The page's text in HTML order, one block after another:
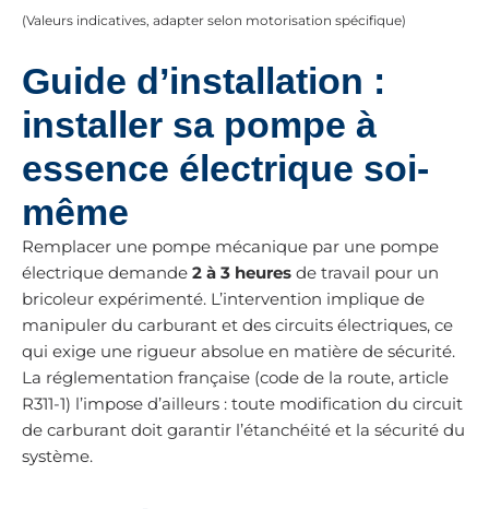
(Valeurs indicatives, adapter selon motorisation spécifique)
Guide d’installation :
installer sa pompe à
essence électrique soi-
même
Remplacer une pompe mécanique par une pompe
électrique demande 2 à 3 heures de travail pour un
bricoleur expérimenté. L’intervention implique de
manipuler du carburant et des circuits électriques, ce
qui exige une rigueur absolue en matière de sécurité.
La réglementation française (code de la route, article
R311-1) l’impose d’ailleurs : toute modification du circuit
de carburant doit garantir l’étanchéité et la sécurité du
système.